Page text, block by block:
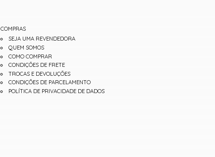
COMPRAS
SEJA UMA REVENDEDORA
QUEM SOMOS
COMO COMPRAR
CONDIÇÕES DE FRETE
TROCAS E DEVOLUÇÕES
CONDIÇÕES DE PARCELAMENTO
POLÍTICA DE PRIVACIDADE DE DADOS